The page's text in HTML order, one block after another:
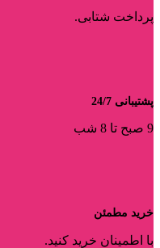
پرداخت شتابی.
پشتیبانی 24/7
9 صبح تا 8 شب
خرید مطمئن
با اطمینان خرید کنید.